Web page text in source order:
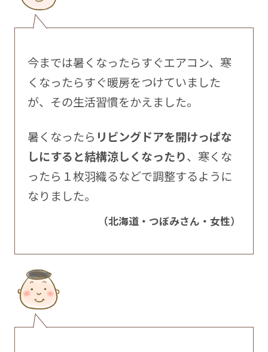
今までは暑くなったらすぐエアコン、寒
くなったらすぐ暖房をつけていました
が、その生活習慣をかえました。
暑くなったら リビングドアを開けっぱな
しにすると結構涼しくなったり、寒くな
ったら１枚羽織るなどで調整するように
なりました。
（北海道・つぼみさん・女性）